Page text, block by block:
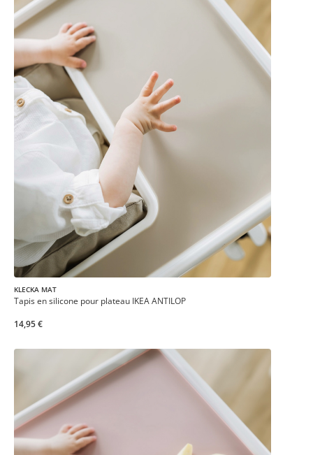
KLECKA MAT
Tapis en silicone pour plateau IKEA ANTILOP
14,95 €